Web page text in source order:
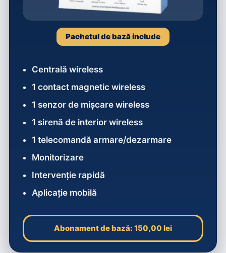
Pachetul de bază include
Centrală wireless
1 contact magnetic wireless
1 senzor de mișcare wireless
1 sirenă de interior wireless
1 telecomandă armare/dezarmare
Monitorizare
Intervenție rapidă
Aplicație mobilă
Abonament de bază: 150,00 lei